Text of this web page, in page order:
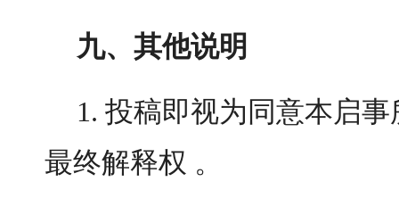
九、其他说明
1. 投稿即视为同意本启
最终解释权 。